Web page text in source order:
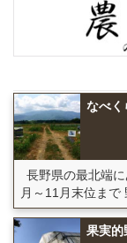
なべく
長野県の最北端
月～11月末位まで
果実的